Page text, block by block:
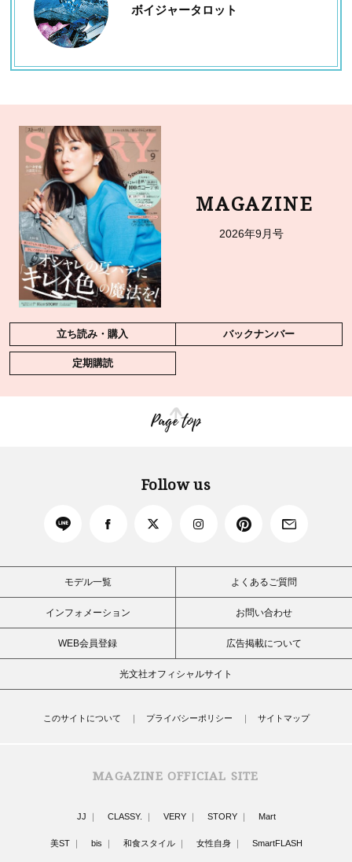
ボイジャータロット
MAGAZINE
2026年9月号
立ち読み・購入 バックナンバー
定期購読
Page top
Follow us
モデル一覧 よくあるご質問
インフォメーション お問い合わせ
WEB会員登録 広告掲載について
光文社オフィシャルサイト
このサイトについて プライバシーポリシー サイトマップ
MAGAZINE OFFICIAL SITE
JJ CLASSY. VERY STORY Mart
美ST bis 和食スタイル 女性自身 SmartFLASH